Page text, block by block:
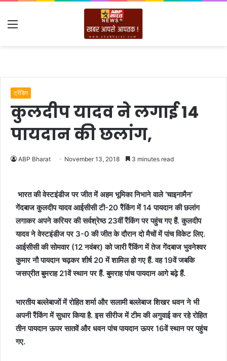
Menu
ट्रेंडिग
कुलदीप यादव ने लगाई 14
पायदान की छलांग,
ABP Bharat November 13, 2018 3 minutes read
भारत की वेस्टइंडीज पर जीत में अहम भूमिका निभाने वाले ‘चाइनामैन’
गेंदबाज कुलदीप यादव आईसीसी टी-20 रैंकिंग में 14 पायदान की छलांग
लगाकर अपने करियर की सर्वश्रेष्ठ 23वीं रैंकिंग पर पहुंच गए हैं. कुलदीप
यादव ने वेस्टइंडीज पर 3-0 की जीत के दौरान दो मैचों में पांच विकेट लिए.
आईसीसी की सोमवार (12 नवंबर) को जारी रैंकिंग में तेज गेंदबाज भुवनेश्वर
कुमार नौ पायदान चढ़कर शीर्ष 20 में शामिल हो गए हैं. वह 19वें जबकि
जसप्रीत बुमराह 21वें स्थान पर हैं. बुमराह पांच पायदान आगे बढ़े हैं.
भारतीय बल्लेबाजों में रोहित शर्मा और सलामी बल्लेबाज शिखर धवन ने भी
अपनी रैंकिंग में सुधार किया है. इस सीरीज में टीम की अगुवाई कर रहे रोहित
तीन पायदान ऊपर सातवें और धवन पांच पायदान ऊपर 16वें स्थान पर पहुंच
गए.